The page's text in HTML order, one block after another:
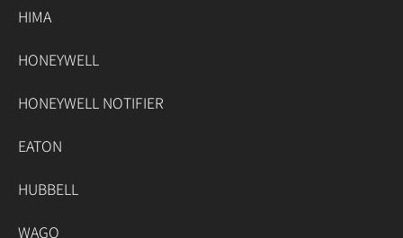
HIMA
HONEYWELL
HONEYWELL NOTIFIER
EATON
HUBBELL
WAGO